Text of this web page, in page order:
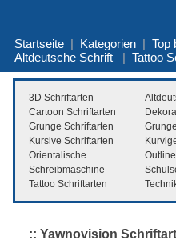
Startseite | Kategorien | Top
Altdeutsche Schrift | Tattoo
3D Schriftarten
Cartoon Schriftarten
Grunge Schriftarten
Kursive Schriftarten
Orientalische
Outline
Schreibmaschine
Tattoo Schriftarten
:: Yawnovision